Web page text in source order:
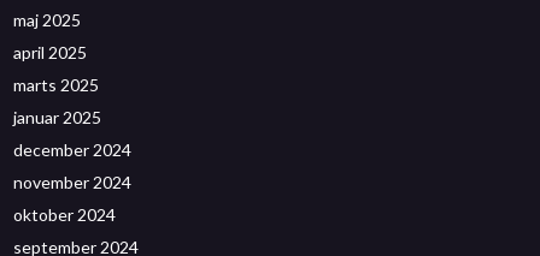
maj 2025
april 2025
marts 2025
januar 2025
december 2024
november 2024
oktober 2024
september 2024